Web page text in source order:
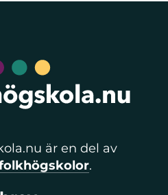
är en del av
.